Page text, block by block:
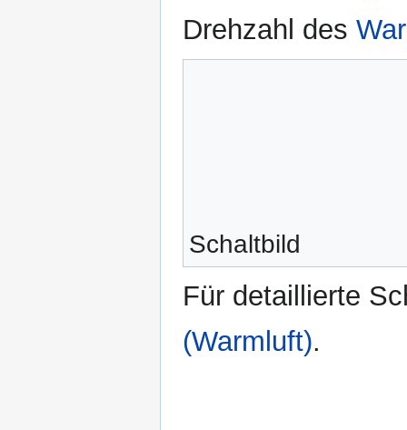
Drehzahl des
Schaltbild
Für detaillierte
(Warmluft).